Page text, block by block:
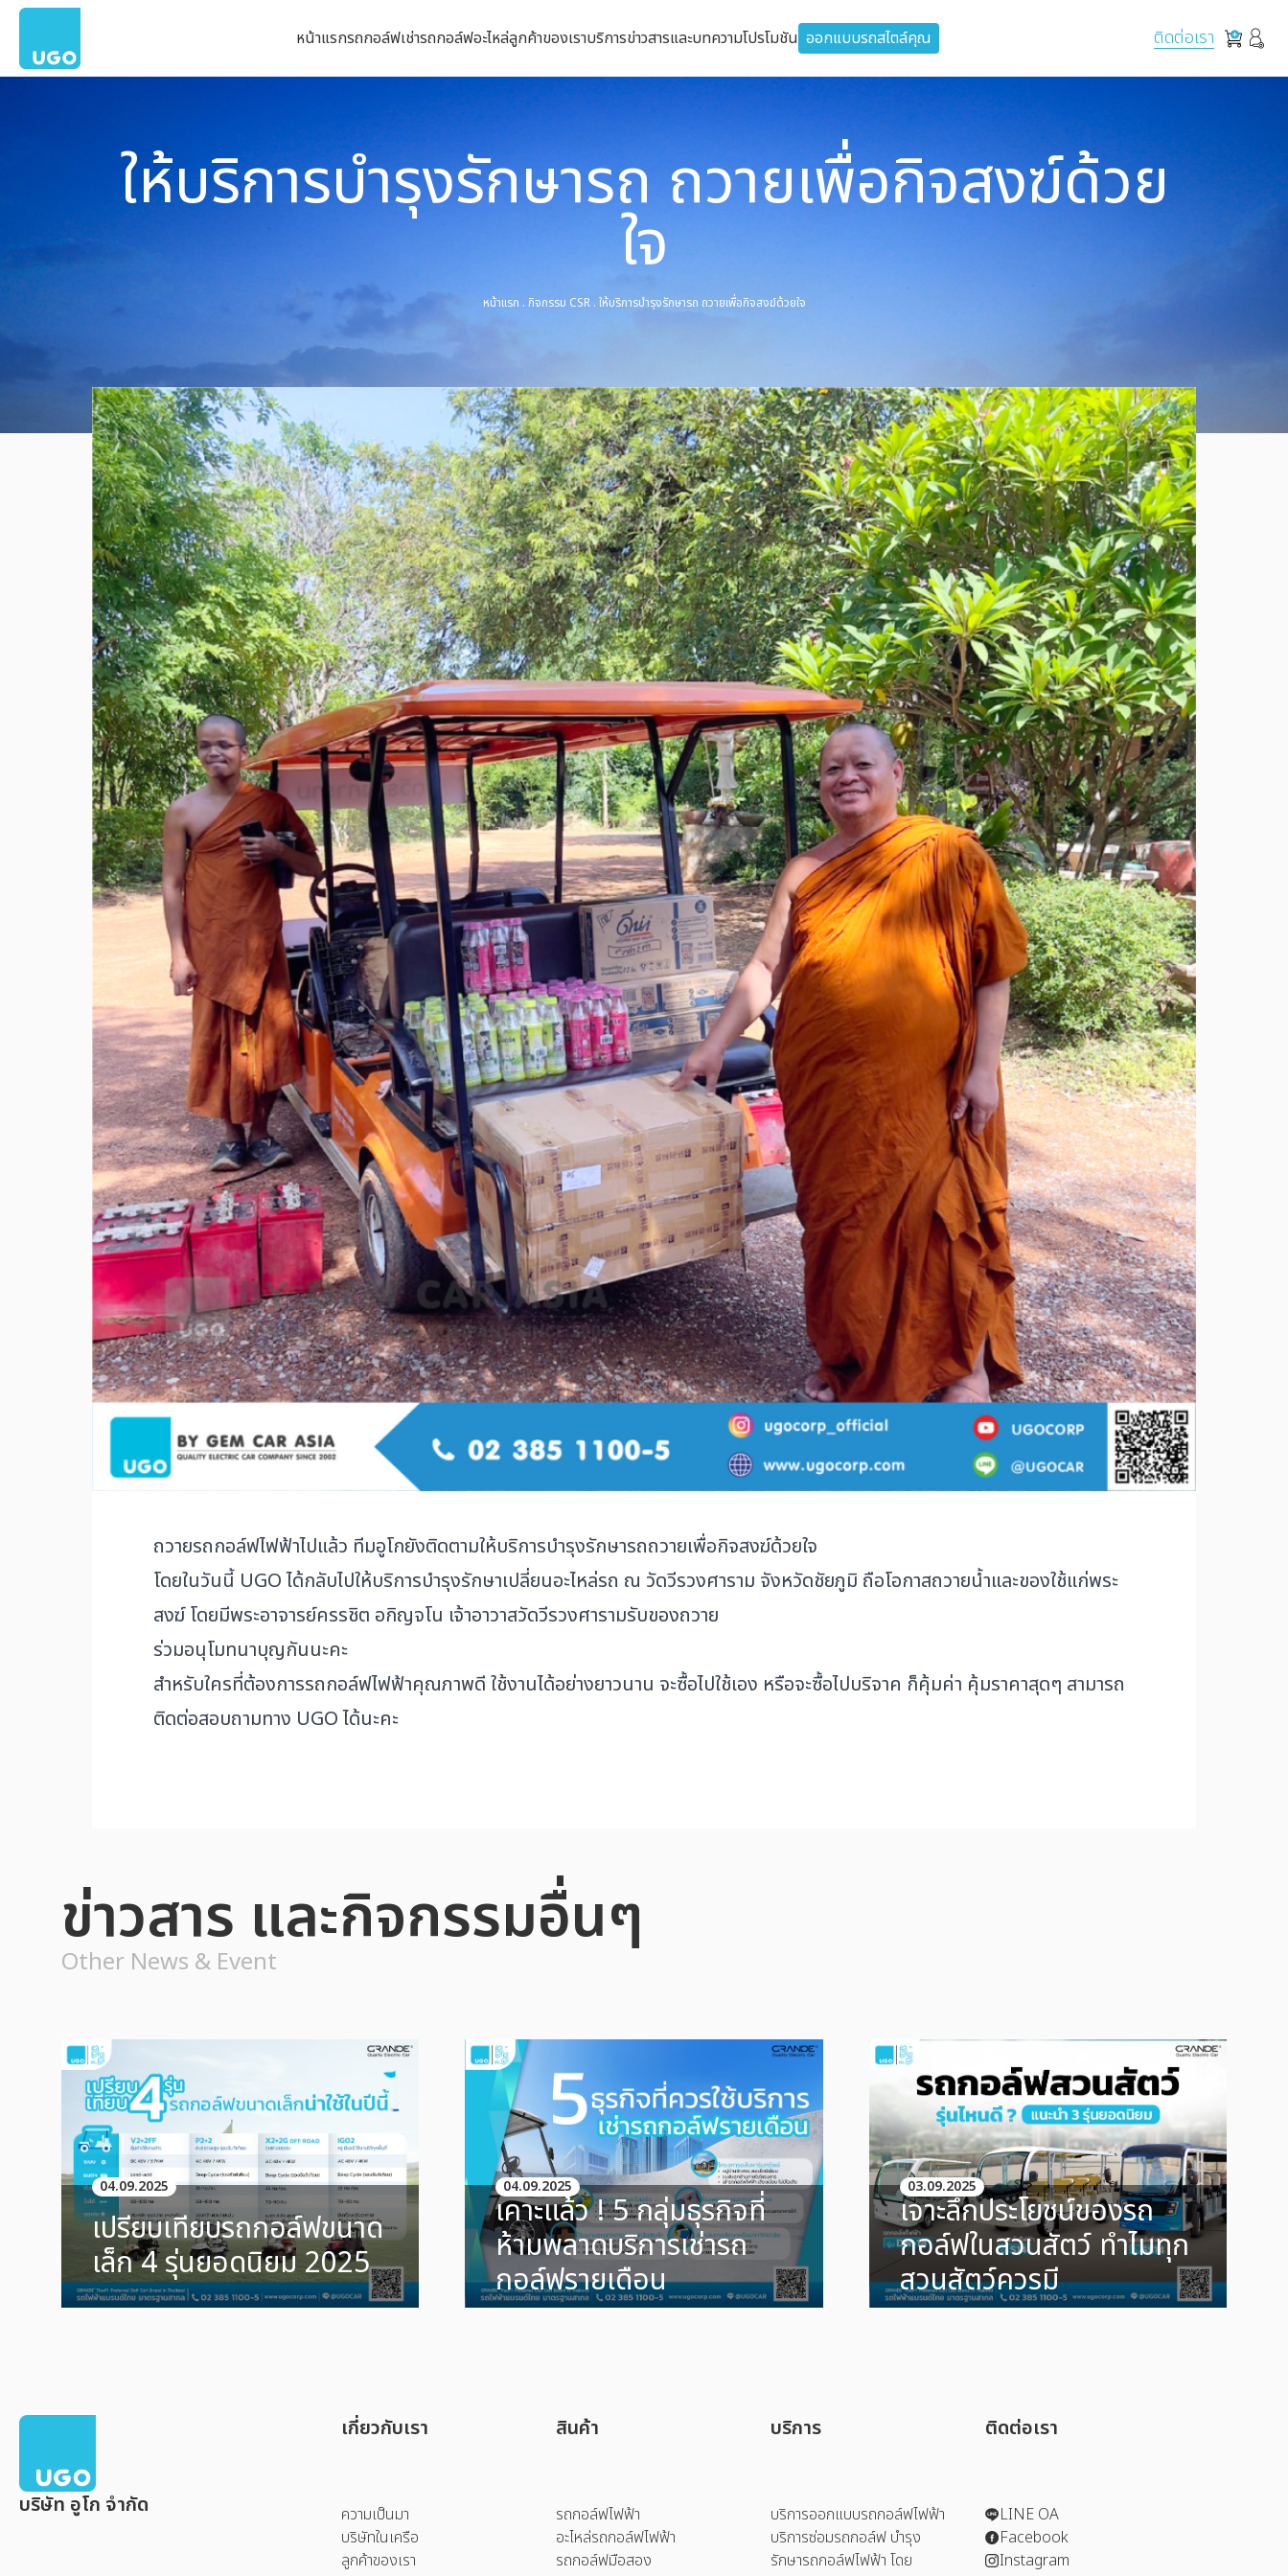
หน้าแรกรถกอล์ฟเช่ารถกอล์ฟอะไหล่ลูกค้าของเราบริการข่าวสารและบทความโปรโมชัน ออกแบบรถสไตล์คุณ ติดต่อเรา
ให้บริการบำรุงรักษารถ ถวายเพื่อกิจสงฆ์ด้วย
ใจ
หน้าแรก . กิจกรรม CSR. ให้บริการบำรุงรักษารถ ถวายเพื่อกิจสงฆ์ด้วยใจ
ถวายรถกอล์ฟไฟฟ้าไปแล้ว ทีมอูโกยังติดตามให้บริการบำรุงรักษารถถวายเพื่อกิจสงฆ์ด้วยใจ
โดยในวันนี้ UGO ได้กลับไปให้บริการบำรุงรักษาเปลี่ยนอะไหล่รถ ณ วัดวีรวงศาราม จังหวัดชัยภูมิ ถือโอกาสถวายน้ำและของใช้แก่พระ
สงฆ์ โดยมีพระอาจารย์ครรชิต อกิญจโน เจ้าอาวาสวัดวีรวงศารามรับของถวาย
ร่วมอนุโมทนาบุญกันนะคะ
สำหรับใครที่ต้องการรถกอล์ฟไฟฟ้าคุณภาพดี ใช้งานได้อย่างยาวนาน จะซื้อไปใช้เอง หรือจะซื้อไปบริจาค ก็คุ้มค่า คุ้มราคาสุดๆ สามารถ
ติดต่อสอบถามทาง UGO ได้นะคะ
ข่าวสาร และกิจกรรมอื่นๆ
Other News & Event
04.09.2025
เปรียบเทียบรถกอล์ฟขนาด
เล็ก 4 รุ่นยอดนิยม 2025
04.09.2025
เคาะแล้ว ! 5 กลุ่มธุรกิจที่
ห้ามพลาดบริการเช่ารถ
กอล์ฟรายเดือน
03.09.2025
เจาะลึกประโยชน์ของรถ
กอล์ฟในสวนสัตว์ ทำไมทุก
สวนสัตว์ควรมี
บริษัท อูโก จำกัด
เกี่ยวกับเรา
ความเป็นมา
บริษัทในเครือ
ลูกค้าของเรา
สินค้า
รถกอล์ฟไฟฟ้า
อะไหล่รถกอล์ฟไฟฟ้า
รถกอล์ฟมือสอง
บริการ
บริการออกแบบรถกอล์ฟไฟฟ้า
บริการซ่อมรถกอล์ฟ บำรุง
รักษารถกอล์ฟไฟฟ้า โดย
ติดต่อเรา
LINE OA
Facebook
Instagram